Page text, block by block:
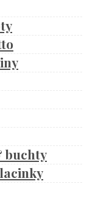
buchty